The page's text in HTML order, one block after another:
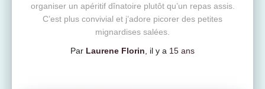
organiser un apéritif dînatoire plutôt qu’un repas assis.
C’est plus convivial et j’adore picorer des petites
mignardises salées.
Par Laurene Florin , il y a 15 ans